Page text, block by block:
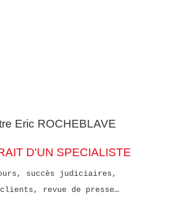
Eric ROCHEBLAVE
D'UN SPECIALISTE
succès judiciaires,
revue de presse…